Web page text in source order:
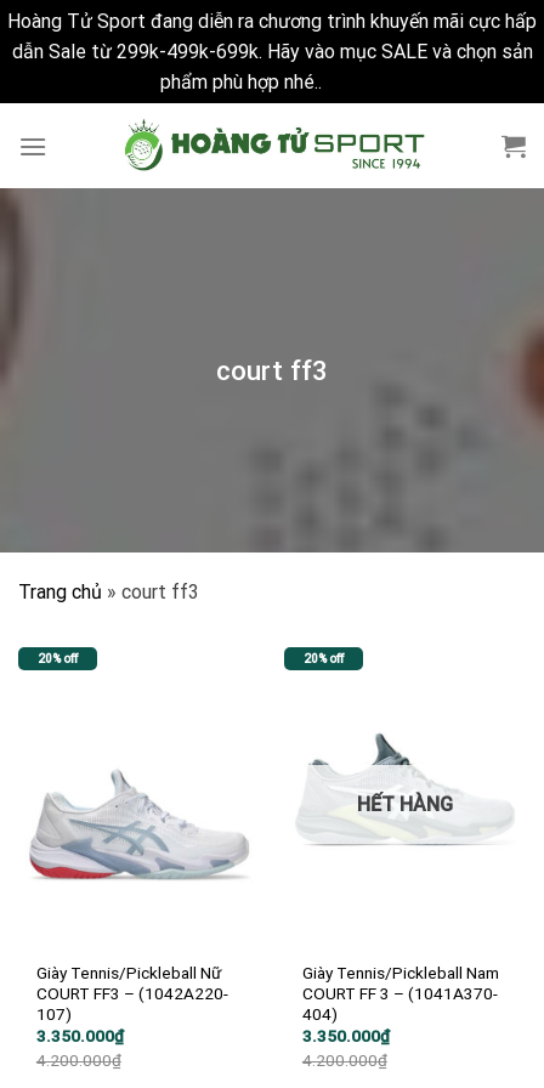
Hoàng Tử Sport đang diễn ra chương trình khuyến mãi cực hấp
dẫn Sale từ 299k-499k-699k. Hãy vào mục SALE và chọn sản
phẩm phù hợp nhé..
court ff3
Trang chủ » court ff3
20% off
Giày Tennis/Pickleball Nữ
COURT FF3 – (1042A220-
107)
4.200.000₫
Giá
là:
3.350.000₫
Giá
tại
20% off
HẾT HÀNG
Giày Tennis/Pickleball Nam
COURT FF 3 – (1041A370-
404)
4.200.000₫
Giá
là:
3.350.000₫
Giá
tại